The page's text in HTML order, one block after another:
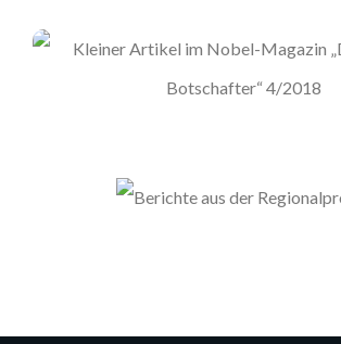
„Der Whisky-
Berichte Aus Der